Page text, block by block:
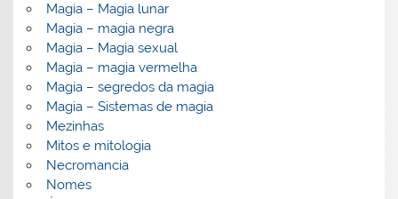
Magia – Magia lunar
Magia – magia negra
Magia – Magia sexual
Magia – magia vermelha
Magia – segredos da magia
Magia – Sistemas de magia
Mezinhas
Mitos e mitologia
Necromancia
Nomes